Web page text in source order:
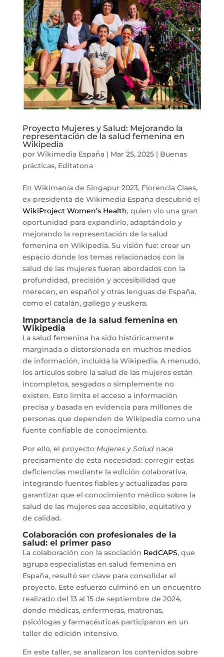
Proyecto Mujeres y Salud: Mejorando la
representación de la salud femenina en
Wikipedia
por Wikimedia España| Mar 25, 2025| Buenas
prácticas, Editatona
En Wikimanía de Singapur 2023, Florencia Claes,
ex presidenta de Wikimedia España descubrió el
WikiProject Women’s Health, quien vio una gran
oportunidad para expandirlo, adaptándolo y
mejorando la representación de la salud
femenina en Wikipedia. Su visión fue: crear un
espacio donde los temas relacionados con la
salud de las mujeres fueran abordados con la
profundidad, precisión y accesibilidad que
merecen, en español y otras lenguas de España,
como el catalán, gallego y euskera.
Importancia de la salud femenina en
Wikipedia
La salud femenina ha sido históricamente
marginada o distorsionada en muchos medios
de información, incluida la Wikipedia. A menudo,
los artículos sobre la salud de las mujeres están
incompletos, sesgados o simplemente no
existen. Esto limita el acceso a información
precisa y basada en evidencia para millones de
personas que dependen de Wikipedia como una
fuente confiable de conocimiento.
Por ello, el proyecto Mujeres y Saludnace
precisamente de esta necesidad: corregir estas
deficiencias mediante la edición colaborativa,
integrando fuentes fiables y actualizadas para
garantizar que el conocimiento médico sobre la
salud de las mujeres sea accesible, equitativo y
de calidad.
Colaboración con profesionales de la
salud: el primer paso
La colaboración con la asociación RedCAPS, que
agrupa especialistas en salud femenina en
España, resultó ser clave para consolidar el
proyecto. Este esfuerzo culminó en un encuentro
realizado del 13 al 15 de septiembre de 2024,
donde médicas, enfermeras, matronas,
psicólogas y farmacéuticas participaron en un
taller de edición intensivo.
En este taller, se analizaron los contenidos sobre